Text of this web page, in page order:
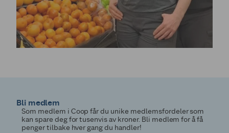
Bli medlem
Som medlem i Coop får du unike medlemsfordeler som
kan spare deg for tusenvis av kroner. Bli medlem for å få
penger tilbake hver gang du handler!